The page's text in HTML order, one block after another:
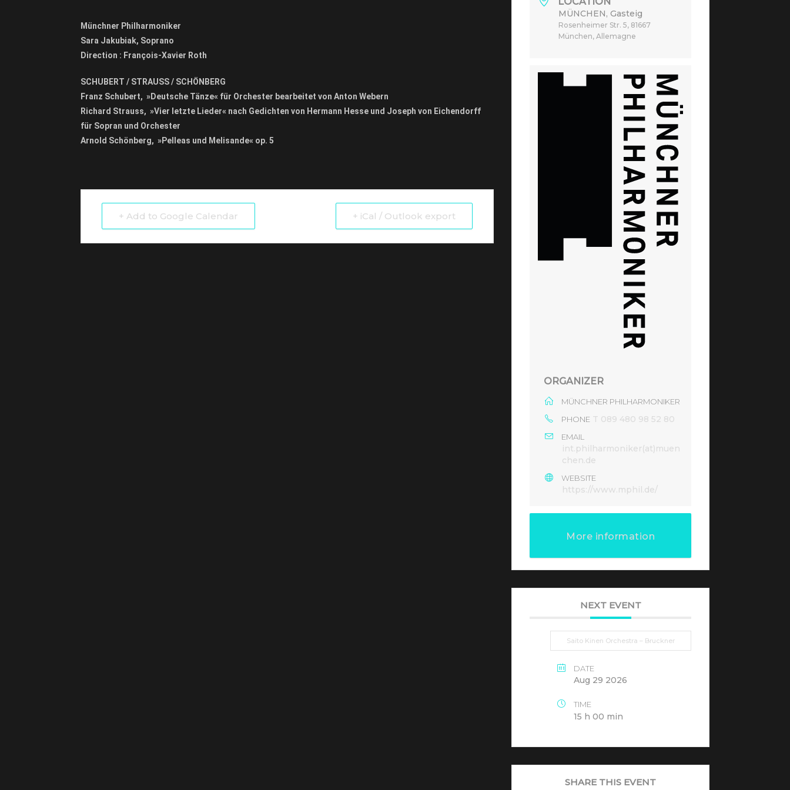
Münchner Philharmoniker
Sara Jakubiak, Soprano
Direction : François-Xavier Roth
SCHUBERT / STRAUSS / SCHÖNBERG
Franz Schubert, »Deutsche Tänze« für Orchester bearbeitet von Anton Webern
Richard Strauss, »Vier letzte Lieder« nach Gedichten von Hermann Hesse und Joseph von Eichendorff
für Sopran und Orchester
Arnold Schönberg, »Pelleas und Melisande« op. 5
+ Add to Google Calendar + iCal / Outlook export
MÜNCHEN, Gasteig
Rosenheimer Str. 5, 81667
München, Allemagne
ORGANIZER
MÜNCHNER PHILHARMONIKER
PHONE T 089 480 98 52 80
EMAIL
int.philharmoniker(at)muen
chen.de
WEBSITE
https://www.mphil.de/
More information
NEXT EVENT
Saito Kinen Orchestra – Bruckner
DATE
Aug 29 2026
TIME
15 h 00 min
SHARE THIS EVENT